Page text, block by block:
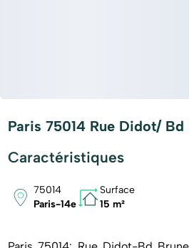
Paris 75014 Rue Didot/ Bd
Caractéristiques
75014
Paris-14e
Surface
15 m²